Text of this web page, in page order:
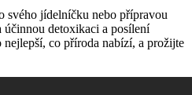
svého jídelníčku nebo přípravou
účinnou detoxikaci a posílení
co příroda‌ nabízí, a prožijte